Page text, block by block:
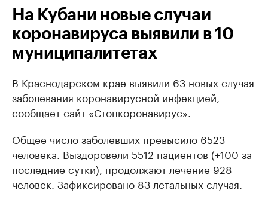
На Кубани новые случаи
коронавируса выявили в 10
муниципалитетах
В Краснодарском крае выявили 63 новых случая
заболевания коронавирусной инфекцией,
сообщает сайт «Стопкоронавирус».
Общее число заболевших превысило 6523
человека. Выздоровели 5512 пациентов (+100 за
последние сутки), продолжают лечение 928
человек. Зафиксировано 83 летальных случая.